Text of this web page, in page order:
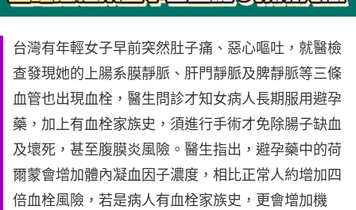
台灣有年輕女子早前突然肚子痛、惡心嘔吐，就醫檢
查發現她的上腸系膜靜脈、肝門靜脈及脾靜脈等三條
血管也出現血栓，醫生問診才知女病人長期服用避孕
藥，加上有血栓家族史，須進行手術才免除腸子缺血
及壞死，甚至腹膜炎風險。醫生指出，避孕藥中的荷
爾蒙會增加體內凝血因子濃度，相比正常人約增加四
倍血栓風險，若是病人有血栓家族史，更會增加機